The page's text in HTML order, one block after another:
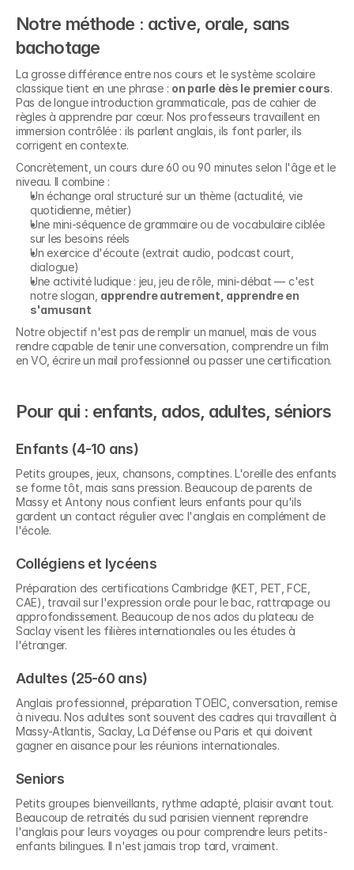
Notre méthode : active, orale, sans
bachotage
La grosse différence entre nos cours et le système scolaire
classique tient en une phrase : on parle dès le premier cours.
Pas de longue introduction grammaticale, pas de cahier de
règles à apprendre par cœur. Nos professeurs travaillent en
immersion contrôlée : ils parlent anglais, ils font parler, ils
corrigent en contexte.
Concrètement, un cours dure 60 ou 90 minutes selon l'âge et le
niveau. Il combine :
Un échange oral structuré sur un thème (actualité, vie
quotidienne, métier)
Une mini-séquence de grammaire ou de vocabulaire ciblée
sur les besoins réels
Un exercice d'écoute (extrait audio, podcast court,
dialogue)
Une activité ludique : jeu, jeu de rôle, mini-débat — c'est
notre slogan, apprendre autrement, apprendre en
s'amusant
Notre objectif n'est pas de remplir un manuel, mais de vous
rendre capable de tenir une conversation, comprendre un film
en VO, écrire un mail professionnel ou passer une certification.
Pour qui : enfants, ados, adultes, séniors
Enfants (4-10 ans)
Petits groupes, jeux, chansons, comptines. L'oreille des enfants
se forme tôt, mais sans pression. Beaucoup de parents de
Massy et Antony nous confient leurs enfants pour qu'ils
gardent un contact régulier avec l'anglais en complément de
l'école.
Collégiens et lycéens
Préparation des certifications Cambridge (KET, PET, FCE,
CAE), travail sur l'expression orale pour le bac, rattrapage ou
approfondissement. Beaucoup de nos ados du plateau de
Saclay visent les filières internationales ou les études à
l'étranger.
Adultes (25-60 ans)
Anglais professionnel, préparation TOEIC, conversation, remise
à niveau. Nos adultes sont souvent des cadres qui travaillent à
Massy-Atlantis, Saclay, La Défense ou Paris et qui doivent
gagner en aisance pour les réunions internationales.
Seniors
Petits groupes bienveillants, rythme adapté, plaisir avant tout.
Beaucoup de retraités du sud parisien viennent reprendre
l'anglais pour leurs voyages ou pour comprendre leurs petits-
enfants bilingues. Il n'est jamais trop tard, vraiment.